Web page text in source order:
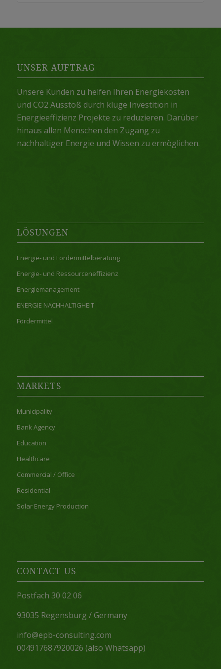
UNSER AUFTRAG
Unsere Kunden zu helfen Ihren Energiekosten
und CO2 Ausstoß durch kluge Investition in
Energieeffizienz Projekte zu reduzieren. Darüber
hinaus allen Menschen den Zugang zu
nachhaltiger Energie und Wissen zu ermöglichen.
LÖSUNGEN
Energie- und Fördermittelberatung
Energie- und Ressourceneffizienz
Energiemanagement
ENERGIE NACHHALTIGHEIT
Fördermittel
MARKETS
Municipality
Bank Agency
Education
Healthcare
Commercial / Office
Residential
Solar Energy Production
CONTACT US
Postfach 30 02 06
93035 Regensburg / Germany
info@epb-consulting.com
004917687920026 (also Whatsapp)